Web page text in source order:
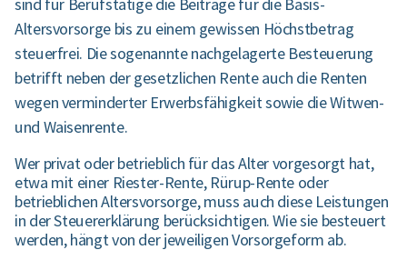
sind für Berufstätige die Beiträge für die Basis-
Altersvorsorge bis zu einem gewissen Höchstbetrag
steuerfrei. Die sogenannte nachgelagerte Besteuerung
betrifft neben der gesetzlichen Rente auch die Renten
wegen verminderter Erwerbsfähigkeit sowie die Witwen-
und Waisenrente.
Wer privat oder betrieblich für das Alter vorgesorgt hat,
etwa mit einer Riester-Rente, Rürup-Rente oder
betrieblichen Altersvorsorge, muss auch diese Leistungen
in der Steuererklärung berücksichtigen. Wie sie besteuert
werden, hängt von der jeweiligen Vorsorgeform ab.